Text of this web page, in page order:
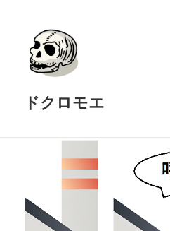
ドクロモエ